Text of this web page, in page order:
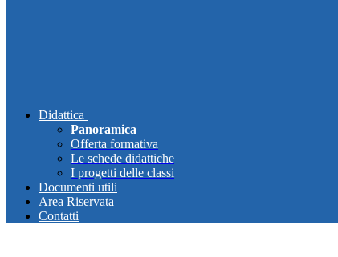
Didattica
Panoramica
Offerta formativa
Le schede didattiche
I progetti delle classi
Documenti utili
Area Riservata
Contatti